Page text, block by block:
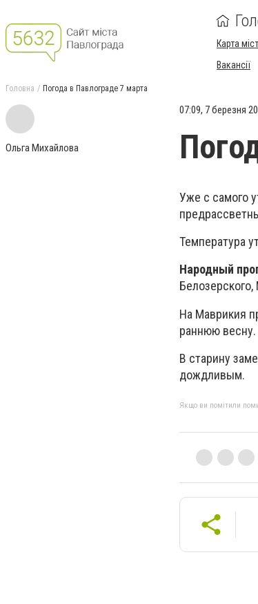
Карта
Вакансії
Головна Погода в Павлограде 7 марта
Ольга Михайлова
07:09, 7 березня
Уже с самого
Температура
Народный
На Маврикия
раннюю
В старину
дождливым.
Якщо ви помітили